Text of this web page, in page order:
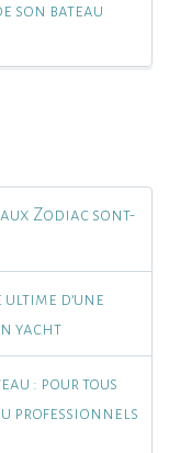
son bateau
Zodiac sont-
ultime d’une
yacht
: pour tous
professionnels